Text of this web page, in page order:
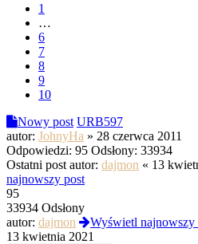
1
…
6
7
8
9
10
Nowy post URB597
autor: JohnyHa » 28 czerwca 2011
Odpowiedzi: 95 Odsłony: 33934
Ostatni post autor: dajmon « 13
najnowszy post
95
33934 Odsłony
autor: dajmon
Wyświetl najnowszy
13 kwietnia 2021